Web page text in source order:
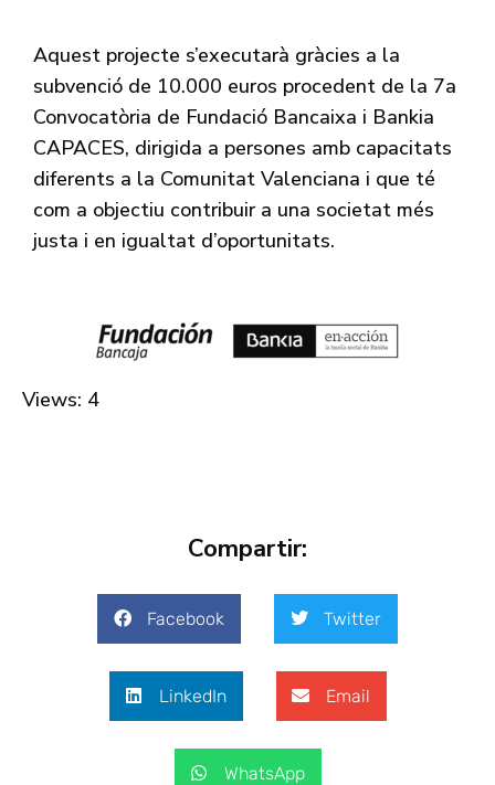
Aquest projecte s’executarà gràcies a la
subvenció de 10.000 euros procedent de la 7a
Convocatòria de Fundació Bancaixa i Bankia
CAPACES, dirigida a persones amb capacitats
diferents a la Comunitat Valenciana i que té
com a objectiu contribuir a una societat més
justa i en igualtat d’oportunitats.
Views: 4
Compartir:
Facebook Twitter
LinkedIn Email
WhatsApp